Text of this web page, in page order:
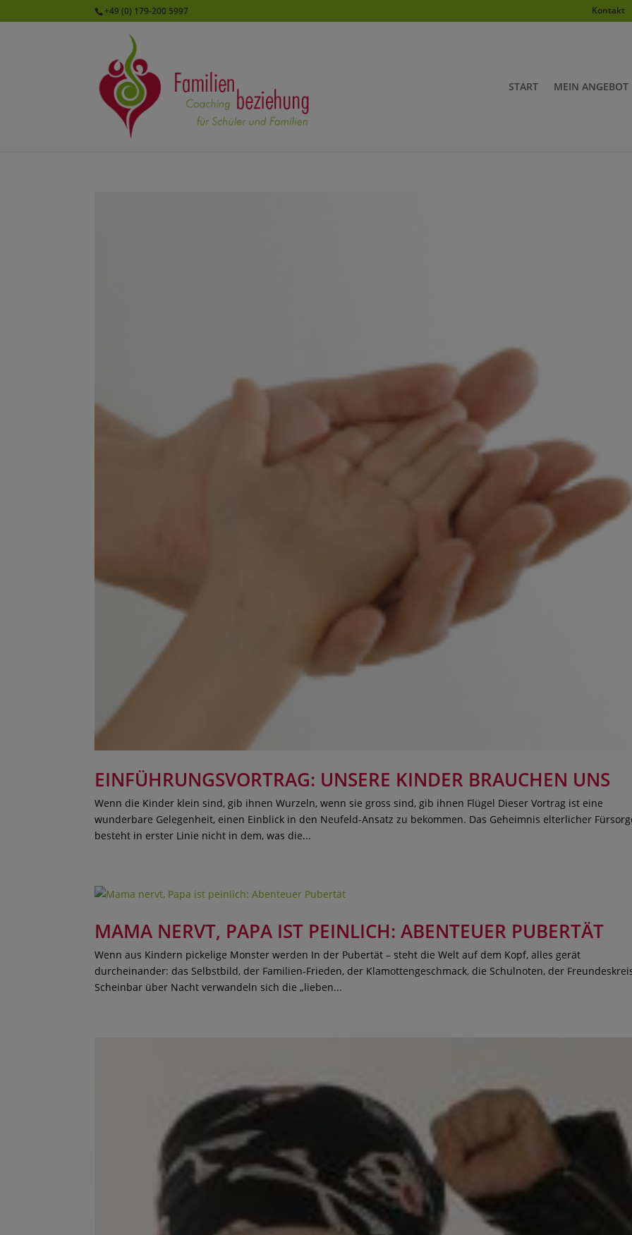
+49 (0) 179-200 5997 Kontakt
START MEIN ANGEBOT
EINFÜHRUNGSVORTRAG: UNSERE KINDER BRAUCHEN UNS
Wenn die Kinder klein sind, gib ihnen Wurzeln, wenn sie gross sind, gib ihnen Flügel Dieser Vortrag ist eine
wunderbare Gelegenheit, einen Einblick in den Neufeld-Ansatz zu bekommen. Das Geheimnis elterlicher
besteht in erster Linie nicht in dem, was die...
MAMA NERVT, PAPA IST PEINLICH: ABENTEUER PUBERTÄT
Wenn aus Kindern pickelige Monster werden In der Pubertät – steht die Welt auf dem Kopf, alles gerät
durcheinander: das Selbstbild, der Familien-Frieden, der Klamottengeschmack, die Schulnoten, der
Scheinbar über Nacht verwandeln sich die „lieben...